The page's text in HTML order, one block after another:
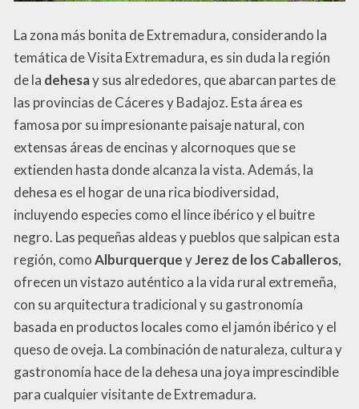
La zona más bonita de Extremadura, considerando la
temática de Visita Extremadura, es sin duda la región
de la dehesay sus alrededores, que abarcan partes de
las provincias de Cáceres y Badajoz. Esta área es
famosa por su impresionante paisaje natural, con
extensas áreas de encinas y alcornoques que se
extienden hasta donde alcanza la vista. Además, la
dehesa es el hogar de una rica biodiversidad,
incluyendo especies como el lince ibérico y el buitre
negro. Las pequeñas aldeas y pueblos que salpican esta
región, comoAlburquerqueyJerez de los Caballeros,
ofrecen un vistazo auténtico a la vida rural extremeña,
con su arquitectura tradicional y su gastronomía
basada en productos locales como el jamón ibérico y el
queso de oveja. La combinación de naturaleza, cultura y
gastronomía hace de la dehesa una joya imprescindible
para cualquier visitante de Extremadura.